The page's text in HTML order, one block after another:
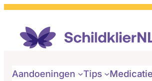
Aandoeningen Tips Medicatie